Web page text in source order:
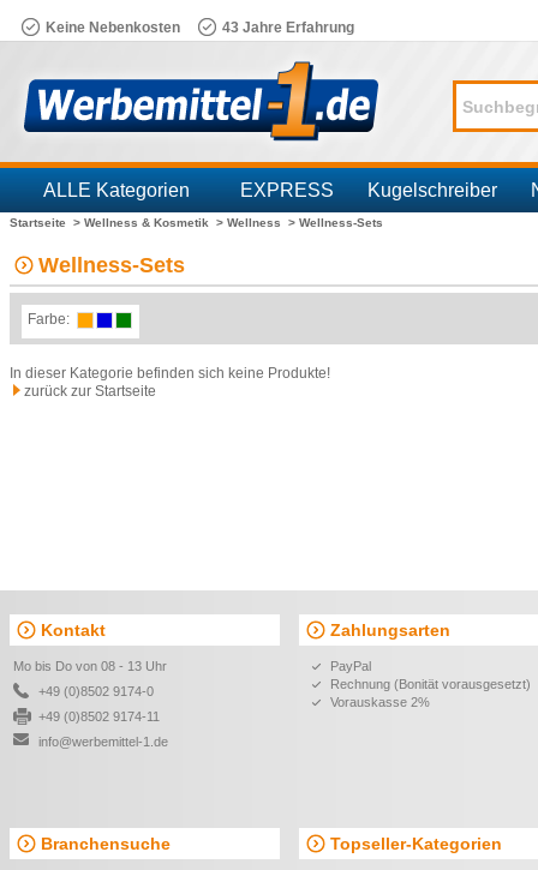
Keine Nebenkosten 43 Jahre Erfahrung
ALLE Kategorien EXPRESS Kugelschreiber
Startseite > Wellness & Kosmetik > Wellness > Wellness-Sets
Wellness-Sets
Farbe:
In dieser Kategorie befinden sich keine Produkte!
zurück zur Startseite
Kontakt
Mo bis Do von 08 - 13 Uhr
+49 (0)8502 9174-0
+49 (0)8502 9174-11
info@werbemittel-1.de
Zahlungsarten
PayPal
Rechnung (Bonität vorausgesetzt)
Vorauskasse 2%
Branchensuche Topseller-Kategorien